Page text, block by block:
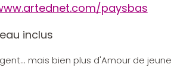
paysbas
inclus
mais bien plus d'Amour de